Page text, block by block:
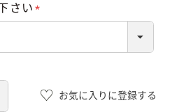
さい
お気に入りに登録する